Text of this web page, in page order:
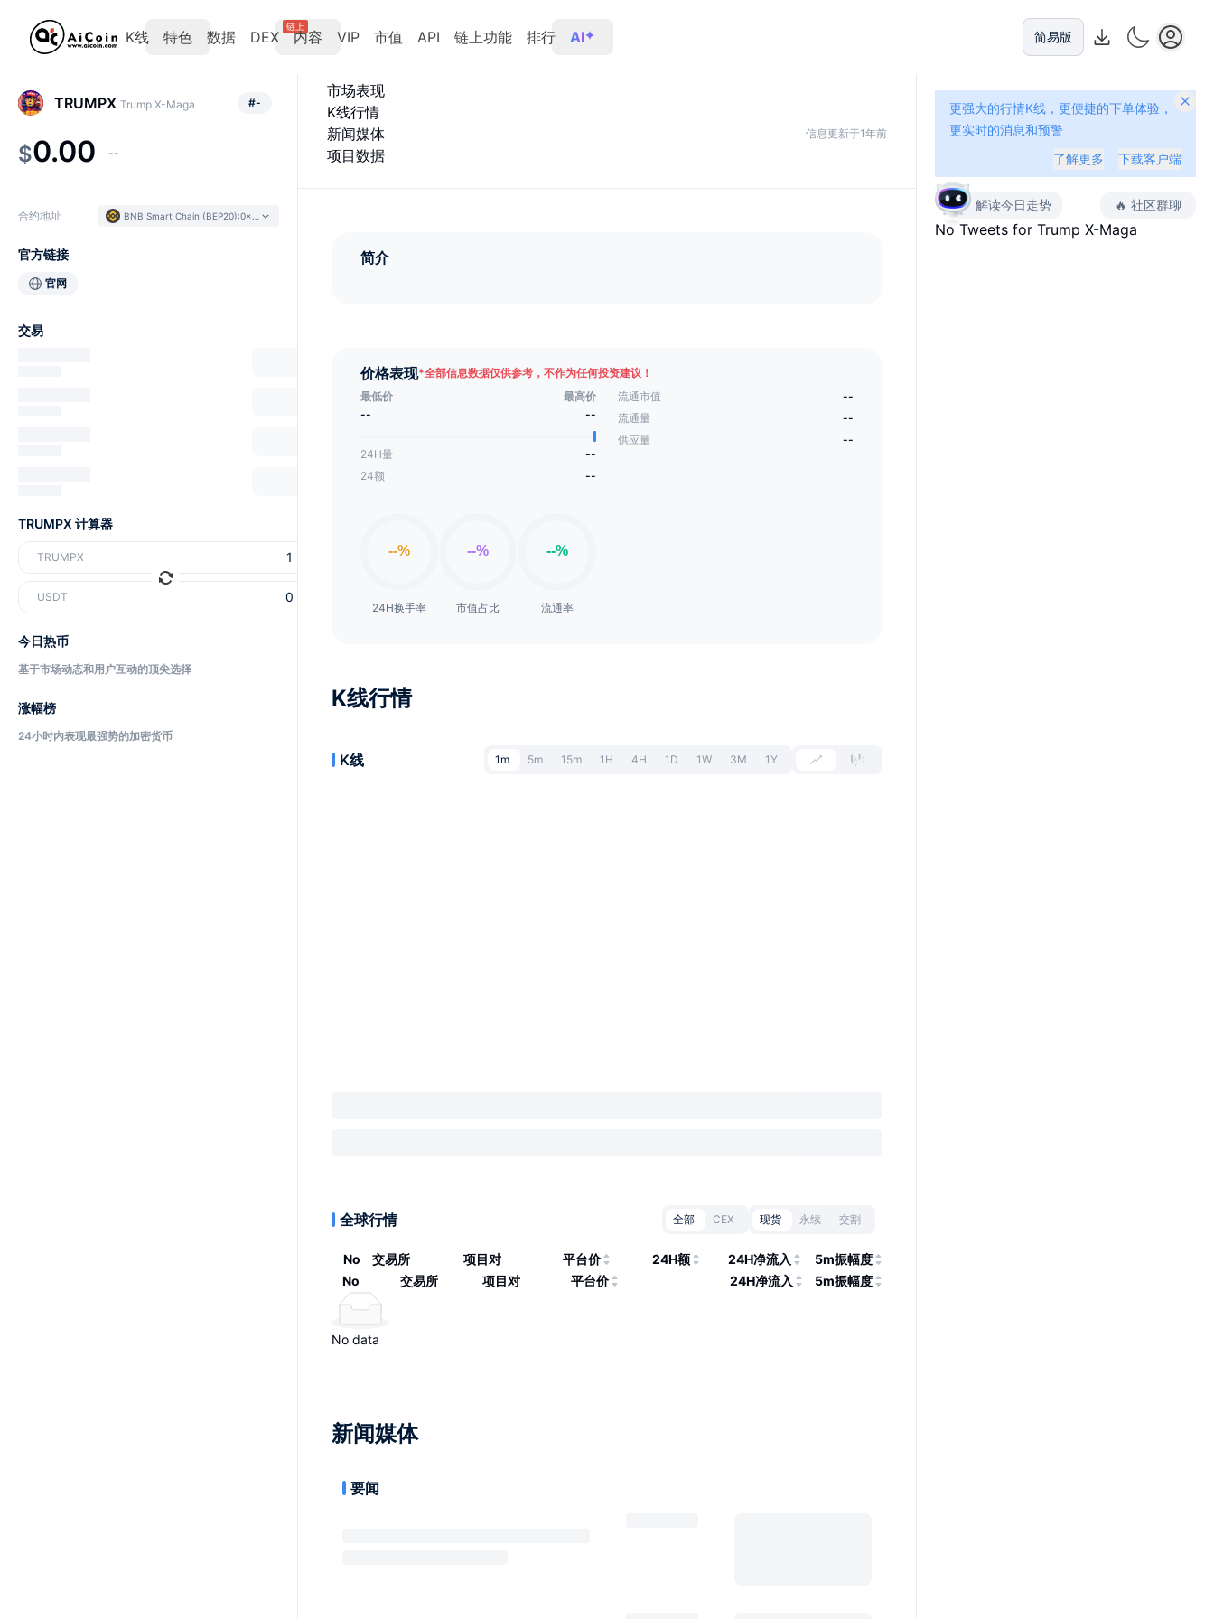
K线 特色 数据 DEX
链上
内容 VIP 市值 API 链上功能 排行 AI 简易版
市场表现
K线行情
新闻媒体
项目数据
信息更新于1年前
简介
价格表现*全部信息数据仅供参考，不作为任何投资建议！
最低价
最高价
--
--
24H量
--
24额
--
24H换手率 市值占比 流通率
流通市值
--
流通量
--
供应量
--
K线行情
K线 1m 5m 15m 1H 4H 1D 1W 3M 1Y
全球行情 全部 CEX 现货 永续 交割
No 交易所 项目对 平台价 24H额 24H净流入
5m振幅度
No
交易所 项目对 平台价 24H净流入 5m振幅度
No data
TRUMPX Trump X-Maga #-
$0.00 --
合约地址 BNB Smart Chain (BEP20):0x6A85...1118c2
官方链接
官网
交易
TRUMPX 计算器
TRUMPX
USDT
今日热币
基于市场动态和用户互动的顶尖选择
涨幅榜
24小时内表现最强势的加密货币
更强大的行情K线，更便捷的下单体验，
更实时的消息和预警
了解更多
下载客户端
解读今日走势 🔥 社区群聊
No Tweets for Trump X-Maga
新闻媒体
要闻